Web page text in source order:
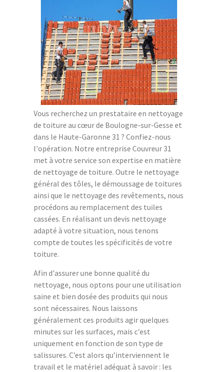
Vous recherchez un prestataire en nettoyage
de toiture au cœur de Boulogne-sur-Gesse et
dans le Haute-Garonne 31 ? Confiez-nous
l'opération. Notre entreprise Couvreur 31
met à votre service son expertise en matière
de nettoyage de toiture. Outre le nettoyage
général des tôles, le démoussage de toitures
ainsi que le nettoyage des revêtements, nous
procédons au remplacement des tuiles
cassées. En réalisant un devis nettoyage
adapté à votre situation, nous tenons
compte de toutes les spécificités de votre
toiture.
Afin d'assurer une bonne qualité du
nettoyage, nous optons pour une utilisation
saine et bien dosée des produits qui nous
sont nécessaires. Nous laissons
généralement ces produits agir quelques
minutes sur les surfaces, mais c'est
uniquement en fonction de son type de
salissures. C’est alors qu’interviennent le
travail et le matériel adéquat à savoir : les